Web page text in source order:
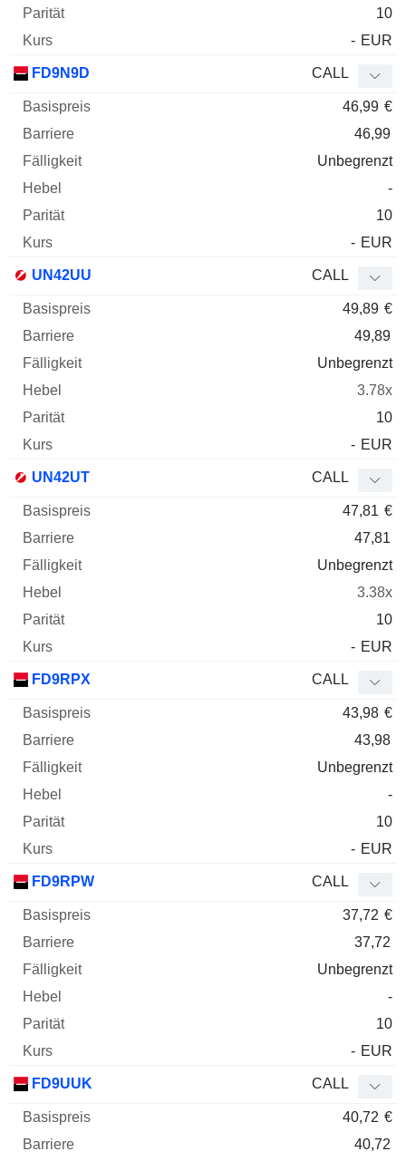
10
- EUR
FD9N9D CALL
46,99 €
46,99
Unbegrenzt
-
10
- EUR
UN42UU CALL
49,89 €
49,89
Unbegrenzt
3.78x
10
- EUR
UN42UT CALL
47,81 €
47,81
Unbegrenzt
3.38x
10
- EUR
FD9RPX CALL
43,98 €
43,98
Unbegrenzt
-
10
- EUR
FD9RPW CALL
37,72 €
37,72
Unbegrenzt
-
10
- EUR
FD9UUK CALL
40,72 €
40,72